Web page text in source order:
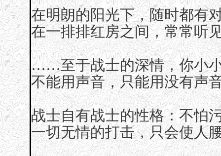
在明朗的阳光下，随时都有
在一排排红房之间，常常听
……至于战士的深情，你小
不能用声音，只能用没有声
战士自有战士的性格：不怕
一切无情的打击，只会使人